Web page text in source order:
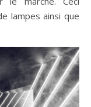
lampes ainsi que